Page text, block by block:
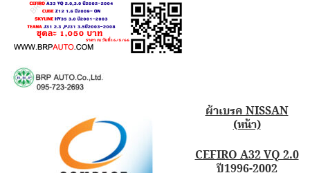
ผ้าเบรค NISSAN
(หน้า)
CEFIRO A32 VQ 2.0
ปี1996-2002